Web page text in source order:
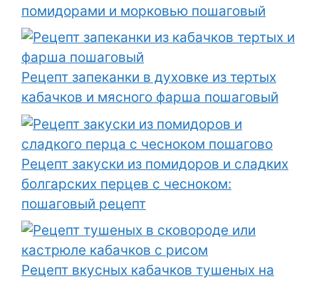
помидорами и морковью пошаговый
Рецепт запеканки в духовке из тертых
кабачков и мясного фарша пошаговый
Рецепт закуски из помидоров и сладких
болгарских перцев с чесноком:
пошаговый рецепт
Рецепт вкусных кабачков тушеных на